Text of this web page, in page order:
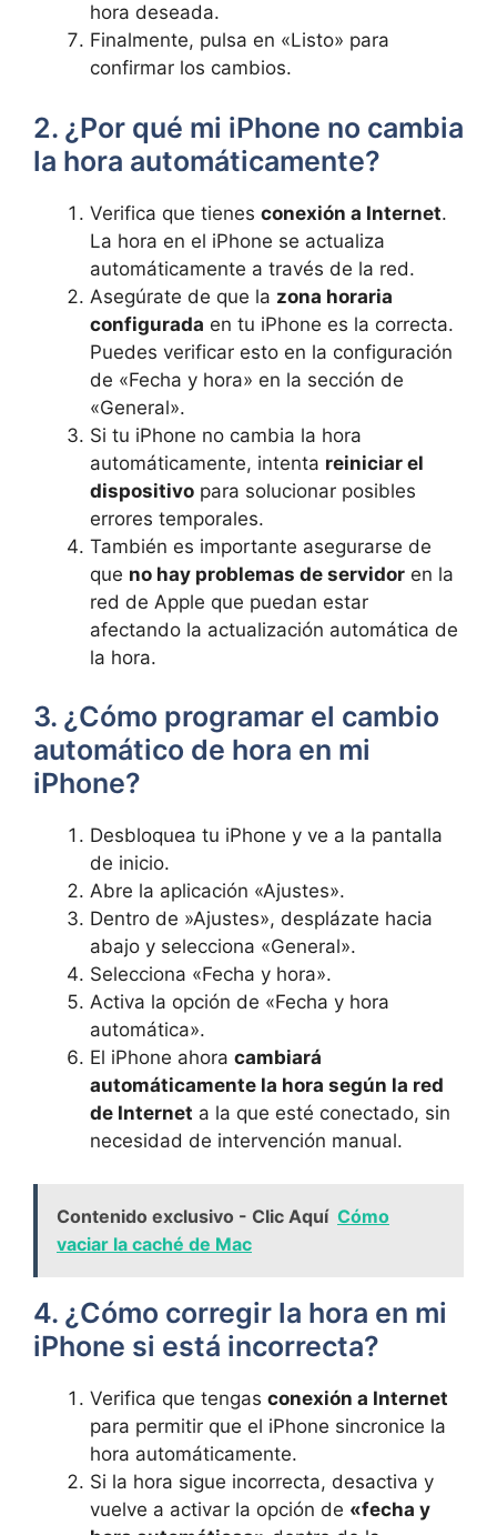
hora⁢ deseada.
Finalmente, pulsa en «Listo» para
confirmar los cambios.
2. ¿Por qué mi iPhone ​no cambia
la hora automáticamente?
Verifica que tienes conexión a Internet.
La ⁣hora en el iPhone se actualiza
automáticamente a través de la red.
Asegúrate de‌ que la ‍ zona horaria ​
configurada en tu iPhone es la ⁢correcta.
Puedes verificar esto en la configuración
de «Fecha y hora» en la sección ⁤de
«General».
Si tu iPhone no cambia ‌la hora
automáticamente, intenta reiniciar el
dispositivo para solucionar posibles
errores temporales.
También⁤ es importante asegurarse de
que no hay problemas de ⁤servidor en la
red de Apple que puedan estar
afectando la actualización ‍automática de
la hora.
3. ¿Cómo⁣ programar el cambio
automático⁢ de hora en mi
⁢iPhone?
Desbloquea tu iPhone y ve ‍a⁤ la pantalla
de inicio.
Abre la aplicación «Ajustes».
Dentro de ⁢»Ajustes», ⁤desplázate hacia
abajo y selecciona «General».
Selecciona‍ «Fecha y hora».
Activa la opción de «Fecha y hora
automática».
El iPhone ahora cambiará
automáticamente la hora según la red‌
de Internet a la que esté conectado, sin
necesidad de⁢ intervención manual.
Contenido exclusivo - Clic Aquí Cómo
vaciar la caché de Mac
4. ¿Cómo corregir la hora en mi
iPhone si está incorrecta?
Verifica que tengas conexión a Internet
para permitir que el iPhone sincronice la
hora automáticamente.
Si la ⁤hora sigue incorrecta, desactiva y
⁤vuelve a activar la opción de «fecha y